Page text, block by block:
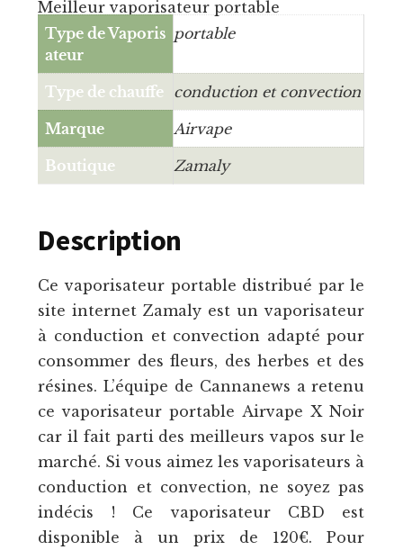
Meilleur vaporisateur portable
Type de Vaporis
ateur
portable
Type de chauffe conduction et convection
Marque Airvape
Boutique Zamaly
Description
Ce vaporisateur portable distribué par le
site internet Zamaly est un vaporisateur
à conduction et convection adapté pour
consommer des fleurs, des herbes et des
résines. L’équipe de Cannanews a retenu
ce vaporisateur portable Airvape X Noir
car il fait parti des meilleurs vapos sur le
marché. Si vous aimez les vaporisateurs à
conduction et convection, ne soyez pas
indécis ! Ce vaporisateur CBD est
disponible à un prix de 120€. Pour